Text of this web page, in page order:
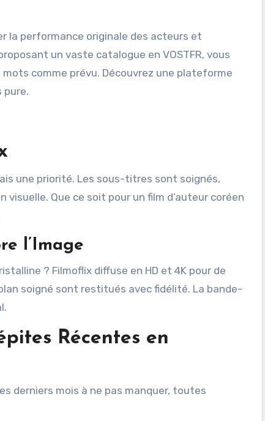
un vaste catalogue en VOSTFR, vous
comme prévu. Découvrez une plateforme
pure.
une priorité. Les sous-titres sont soignés,
Que ce soit pour un film d’auteur coréen
l’Image
? Filmoflix diffuse en HD et 4K pour de
soigné sont restitués avec fidélité. La bande-
Récentes en
derniers mois à ne pas manquer, toutes